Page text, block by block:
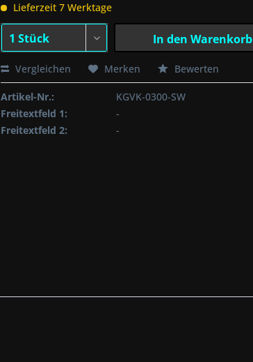
Lieferzeit 7 Werktage
In den Warenkorb
Vergleichen Merken Bewerten
Artikel-Nr.:
KGVK-0300-SW
Freitextfeld 1:
-
Freitextfeld 2:
-